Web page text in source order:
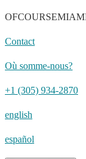
OFCOURSEMIAMI
Contact
Où somme-nous?
+1 (305) 934-2870
english
español